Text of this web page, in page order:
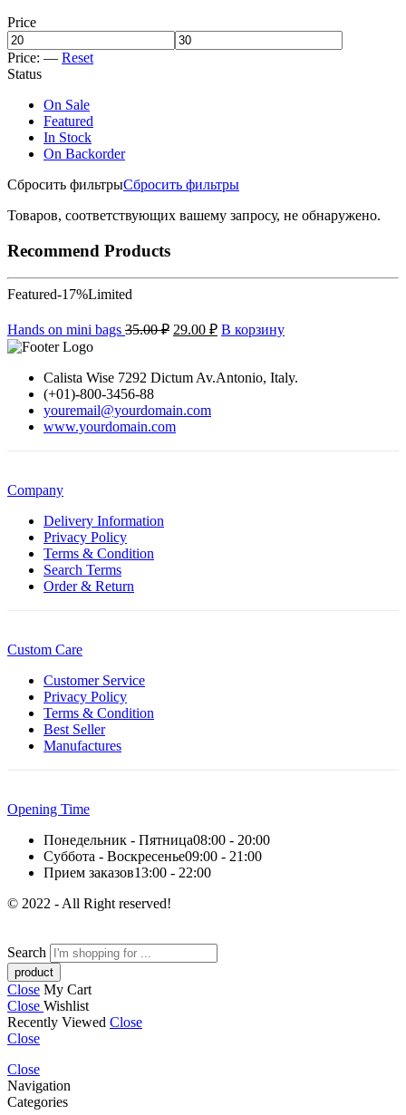
Price
Price: — Reset
Status
On Sale
Featured
In Stock
On Backorder
Сбросить фильтрыСбросить фильтры
Товаров, соответствующих вашему запросу, не обнаружено.
Recommend Products
Featured-17%Limited
Hands on mini bags 35.00₽ 29.00 ₽ В корзину
Calista Wise 7292 Dictum Av.Antonio, Italy.
(+01)-800-3456-88
youremail@yourdomain.com
www.yourdomain.com
Company
Delivery Information
Privacy Policy
Terms & Condition
Search Terms
Order & Return
Custom Care
Customer Service
Privacy Policy
Terms & Condition
Best Seller
Manufactures
Opening Time
Понедельник - Пятница08:00 - 20:00
Суббота - Воскресенье09:00 - 21:00
Прием заказов13:00 - 22:00
© 2022 - All Right reserved!
Search
Close My Cart
Close Wishlist
Recently Viewed Close
Close
Close
Navigation
Categories